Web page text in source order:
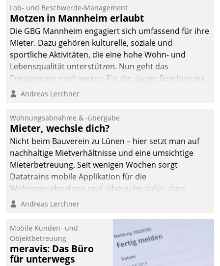
Ressort Kapitalanlage für
künftige Aufgaben und
Herausforderungen
gerüstet.
Lob- und Beschwerde-Management
Motzen in Mannheim erlaubt
Die GBG Mannheim engagiert sich umfassend für ihre
Mieter. Dazu gehören kulturelle, soziale und
sportliche Aktivitäten, die eine hohe Wohn- und
Lebensqualität unterstützen. Nun geht das
Engagement noch weiter: Für die zügige Bearbeitung
von Beschwerden – oder Lob – richtet das
und Beschwerde-Management einen eigenen Kanal
ein.
Andreas Lerchner
Wohnungsabnahme & -übergabe
Mieter, wechsle dich?
Nicht beim Bauverein zu Lünen – hier setzt man auf
nachhaltige Mietverhältnisse und eine umsichtige
Mieterbetreuung. Seit wenigen Wochen sorgt
Datatrains mobile Applikation für die
Wohnungsabnahme und -übergabe dafür, dass
Mieter wohlgeordnet kommen und, so es sein muss,
Andreas Lerchner
Mobile Kunden- und
Objektbetreuung
meravis: Das Büro
für unterwegs